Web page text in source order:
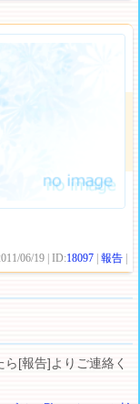
06/19 | ID:18097 |報告
[報告]よりご連絡く